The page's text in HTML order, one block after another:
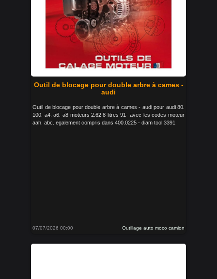
Outil de blocage pour double arbre à cames -
audi
Outil de blocage pour double arbre à cames - audi pour audi 80.
100. a4. a6. a8 moteurs 2.62.8 litres 91- avec les codes moteur
aah. abc. egalement compris dans 400.0225 - diam tool 3391
07/07/2026 00:00 Outillage auto moco camion